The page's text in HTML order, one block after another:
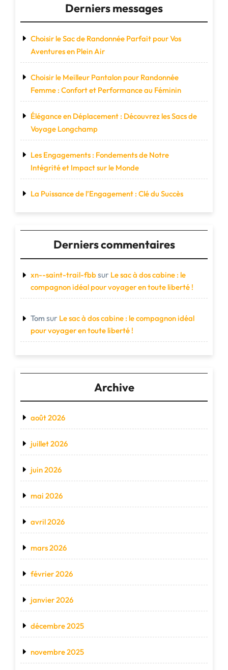
Derniers messages
Choisir le Sac de Randonnée Parfait pour Vos
Aventures en Plein Air
Choisir le Meilleur Pantalon pour Randonnée
Femme : Confort et Performance au Féminin
Élégance en Déplacement : Découvrez les Sacs de
Voyage Longchamp
Les Engagements : Fondements de Notre
Intégrité et Impact sur le Monde
La Puissance de l’Engagement : Clé du Succès
Derniers commentaires
xn--saint-trail-fbbsur Le sac à dos cabine : le
compagnon idéal pour voyager en toute liberté !
Tom sur Le sac à dos cabine : le compagnon idéal
pour voyager en toute liberté !
Archive
août 2026
juillet 2026
juin 2026
mai 2026
avril 2026
mars 2026
février 2026
janvier 2026
décembre 2025
novembre 2025